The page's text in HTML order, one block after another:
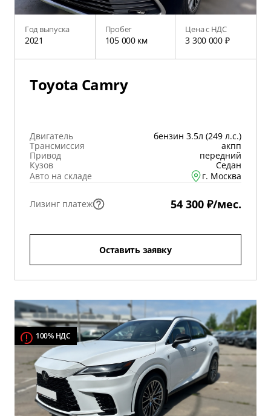
Год выпуска
2021
Пробег
105 000 км
Цена с НДС
3 300 000 ₽
Toyota Camry
Двигатель
бензин 3.5л (249 л.с.)
Трансмиссия
акпп
Привод
передний
Кузов
Седан
Авто на складе
г. Москва
Лизинг платеж 54 300 ₽/мес.
Оставить заявку
100% НДС